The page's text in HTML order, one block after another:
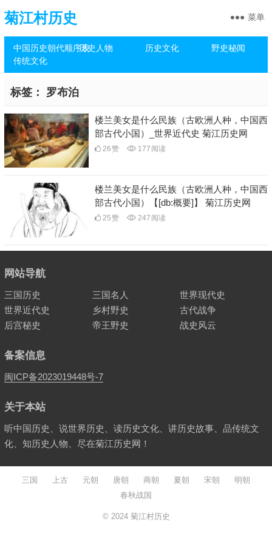
菊江村历史
中国历史朝代顺序表历史人物 历史文化
野史秘闻
传统文化
菜单
标签： 罗布泊
楼兰美女是什么民族（古欧洲人种，中国西
部古代小国）_世界近代史 菊江历史网
26赞 177 阅读
楼兰美女是什么民族（古欧洲人种，中国西
部古代小国）【[db:概要]】 菊江历史网
25赞 247 阅读
网站导航
三国历史 三国名人
世界现代史
世界近代史
乡村野史
古代战争
后宫秘史
帝王野史 战史风云
备案信息
闽ICP备2023019448号-7
关于本站
听中国历史、说世界历史、读历史文化、讲历史故事、品传统文
化、知历史人物、尽在菊江历史网！
三国 上古 元朝 唐朝 商朝 夏朝 宋朝
明朝
春秋战国
© 2024 菊江村历史